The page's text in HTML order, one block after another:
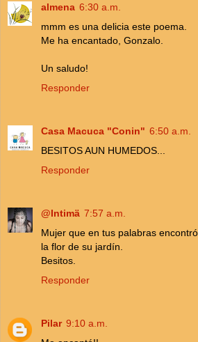
almena 6:30 a.m.
mmm es una delicia este poema.
Me ha encantado, Gonzalo.
Un saludo!
Responder
Casa Macuca "Conin" 6:50 a.m.
BESITOS AUN HUMEDOS...
Responder
@Intimä 7:57 a.m.
Mujer que en tus palabras encontró
la flor de su jardín.
Besitos.
Responder
Pilar 9:10 a.m.